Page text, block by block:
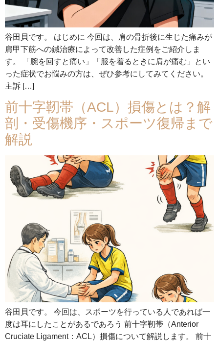
谷田貝です。 はじめに 今回は、肩の骨折後に生じた痛みが
肩甲下筋への鍼治療によって改善した症例をご紹介しま
す。 「腕を回すと痛い」「服を着るときに肩が痛む」とい
った症状でお悩みの方は、ぜひ参考にしてみてください。
主訴 […]
前十字靭帯（ACL）損傷とは？解
剖・受傷機序・スポーツ復帰まで
解説
谷田貝です。 今回は、スポーツを行っている人であれば一
度は耳にしたことがあるであろう 前十字靭帯（Anterior
Cruciate Ligament：ACL）損傷について解説します。 前十